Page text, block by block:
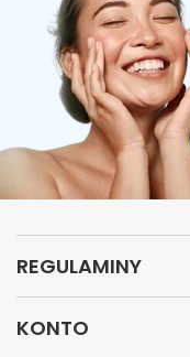
REGULAMINY
KONTO